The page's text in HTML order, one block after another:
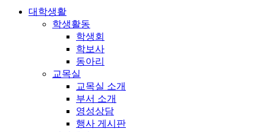
대학생활
학생활동
학생회
학보사
동아리
교목실
교목실 소개
부서 소개
영성상담
행사 게시판